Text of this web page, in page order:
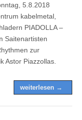
5.8.2018
kabelmetal,
PIADOLLA –
Saitenartisten
zur
Astor Piazzollas.
weiterlesen →